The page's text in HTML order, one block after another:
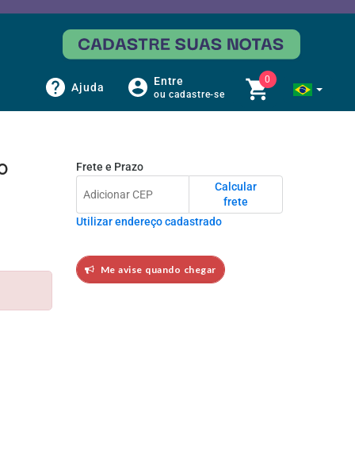
Ajuda Entre
ou cadastre-se
0
Frete e Prazo
Calcular
frete
Utilizar endereço cadastrado
Me avise quando chegar